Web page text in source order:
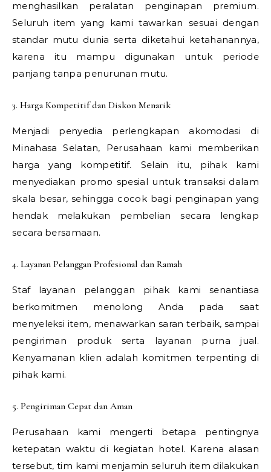
menghasilkan peralatan penginapan premium.
Seluruh item yang kami tawarkan sesuai dengan
standar mutu dunia serta diketahui ketahanannya,
karena itu mampu digunakan untuk periode
panjang tanpa penurunan mutu.
3. Harga Kompetitif dan Diskon Menarik
Menjadi penyedia perlengkapan akomodasi di
Minahasa Selatan, Perusahaan kami memberikan
harga yang kompetitif. Selain itu, pihak kami
menyediakan promo spesial untuk transaksi dalam
skala besar, sehingga cocok bagi penginapan yang
hendak melakukan pembelian secara lengkap
secara bersamaan.
4. Layanan Pelanggan Profesional dan Ramah
Staf layanan pelanggan pihak kami senantiasa
berkomitmen menolong Anda pada saat
menyeleksi item, menawarkan saran terbaik, sampai
pengiriman produk serta layanan purna jual.
Kenyamanan klien adalah komitmen terpenting di
pihak kami.
5. Pengiriman Cepat dan Aman
Perusahaan kami mengerti betapa pentingnya
ketepatan waktu di kegiatan hotel. Karena alasan
tersebut, tim kami menjamin seluruh item dilakukan